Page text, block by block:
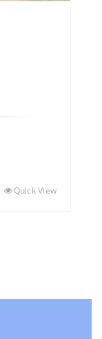
Quick View